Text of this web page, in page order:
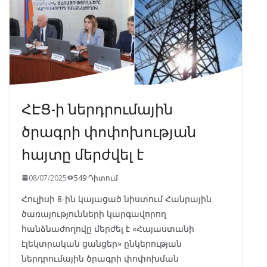
ՀԷՑ-ի ներդրումային
ծրագրի փոփոխության
հայտը մերժվել է
08/07/2025 549 Դիտում
Հուլիսի 8-ին կայացած նիստում Հանրային
ծառայությունների կարգավորող
հանձնաժողովը մերժել է «Հայաստանի
էլեկտրական ցանցեր» ընկերության
ներդրումային ծրագրի փոփոխման